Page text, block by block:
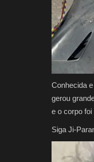
Conhecida
gerou
e o corpo foi
Siga Ji-